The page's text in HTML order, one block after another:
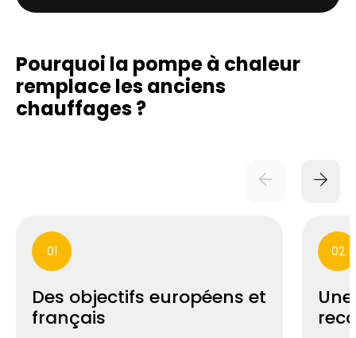
Pourquoi la pompe à chaleur
remplaceles anciens
chauffages ?
01
Des objectifs européens et
français
02